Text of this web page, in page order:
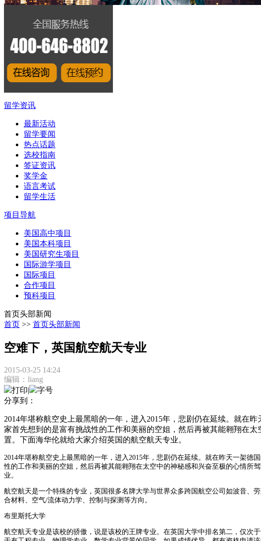
留学资讯
最新活动
留学要闻
热点话题
选校指南
签证资讯
奖学金
语言考试
留学生活
项目导航
美国高中项目
美国本科项目
美国研究生项目
国际游学项目
国际项目
合作项目
预科项目
首页头部新闻
首页 >> 首页头部新闻
空难下，英国航空航天专业
2015-03-25 14:24
编辑：liang
打印|
字号
分享到：
2014年堪称航空史上最黑暗的一年，进入2015年，悲剧仍在延续。就在
家首先想到的是富有挑战性的工作和美丽的空姐，然后再被其能翱翔在
置。下面海华伦就给大家介绍英国的航空航天专业。
2014年堪称航空史上最黑暗的一年，进入 2015年，悲剧仍在延续。 就在昨天一架德
性的工作和美丽的空姐 ，然后再被其能翱翔在太空中的神秘感和兴奋至极的心情所驾
业。
航空航天是一个特殊的专业， 英国很多名牌大学与世界众多跨国航空公司如波音、
合材料、空气/流体动力学、控制与探测等方向。
布里斯托大学
航空航天专业是该校的骄傲， 说是该校的王牌专业。 在英国大学中排名第二，仅次于